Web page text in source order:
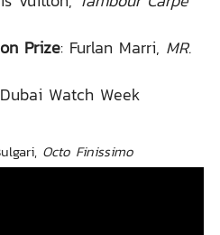
Prize: Furlan Marri, MR.
Watch Week
Octo Finissimo